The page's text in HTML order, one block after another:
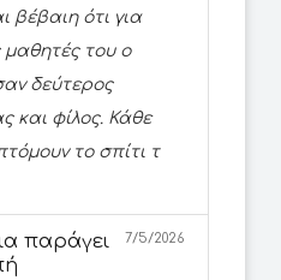
βέβαιη ότι για
του ο
δεύτερος
και φίλος. Κάθε
το σπίτι τ
παράγει
7/5/2026